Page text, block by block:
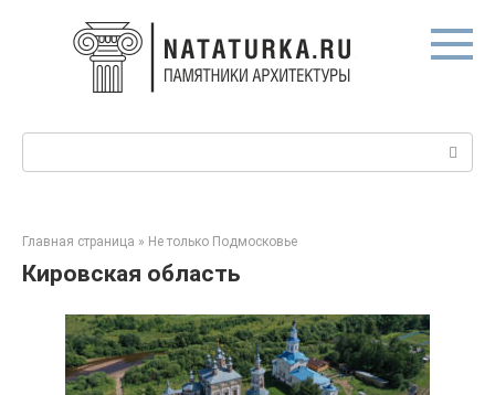
Главная страница » Не только Подмосковье
Кировская область